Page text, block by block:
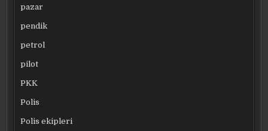
pazar
pendik
petrol
pilot
PKK
Polis
Polis ekipleri